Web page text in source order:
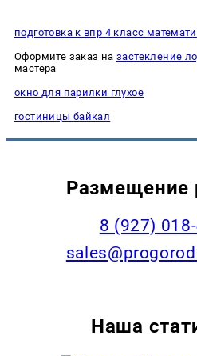
подготовка к впр 4 класс
Оформите заказ назастекление
мастера
окно для парилки глухое
гостиницы байкал
Размещение
8 (927)
Наша